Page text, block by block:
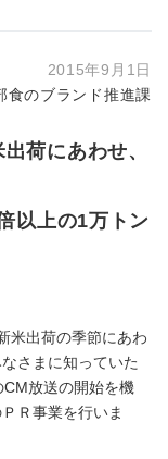
2015年9月1日
食のブランド推進課
荷にあわせ、
以上の1万トン
米出荷の季節にあわ
さまに知っていた
放送の開始を機
Ｒ事業を行いま